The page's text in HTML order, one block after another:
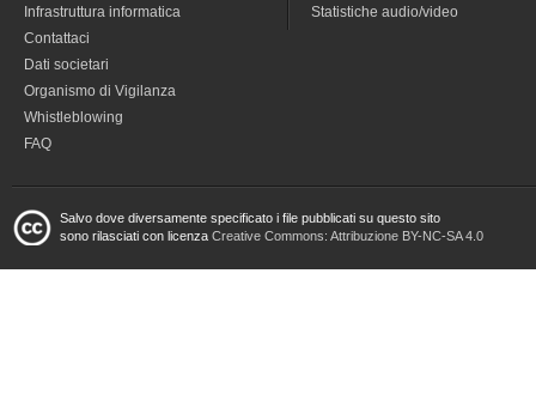
Infrastruttura informatica
Contattaci
Dati societari
Organismo di Vigilanza
Whistleblowing
FAQ
Statistiche audio/video
Salvo dove diversamente specificato i file pubblicati su questo sito
sono rilasciati con licenza Creative Commons: Attribuzione BY-NC-SA 4.0